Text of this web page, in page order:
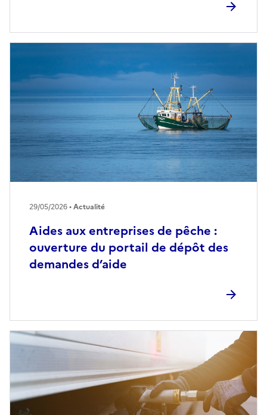
Aides aux entreprises de pêche :
ouverture du portail de dépôt des
demandes d’aide
29/05/2026 •Actualité